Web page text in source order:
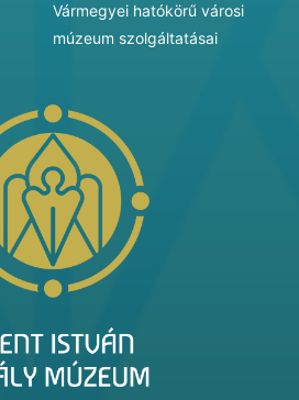
Vármegyei hatókörű városi
múzeum szolgáltatásai